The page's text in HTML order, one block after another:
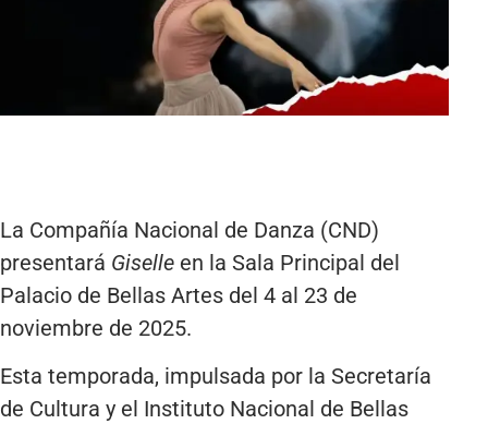
La Compañía Nacional de Danza (CND)
presentará Giselle en la Sala Principal del
Palacio de Bellas Artes del 4 al 23 de
noviembre de 2025.
Esta temporada, impulsada por la Secretaría
de Cultura y el Instituto Nacional de Bellas